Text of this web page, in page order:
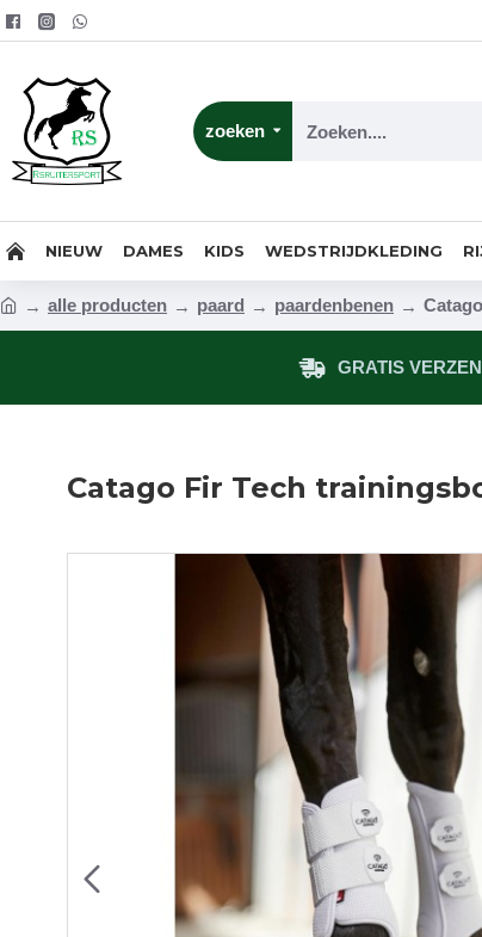
zoeken
NIEUW DAMES KIDS WEDSTRIJDKLEDING
alle producten paard paardenbenen
GRATIS
Catago Fir Tech